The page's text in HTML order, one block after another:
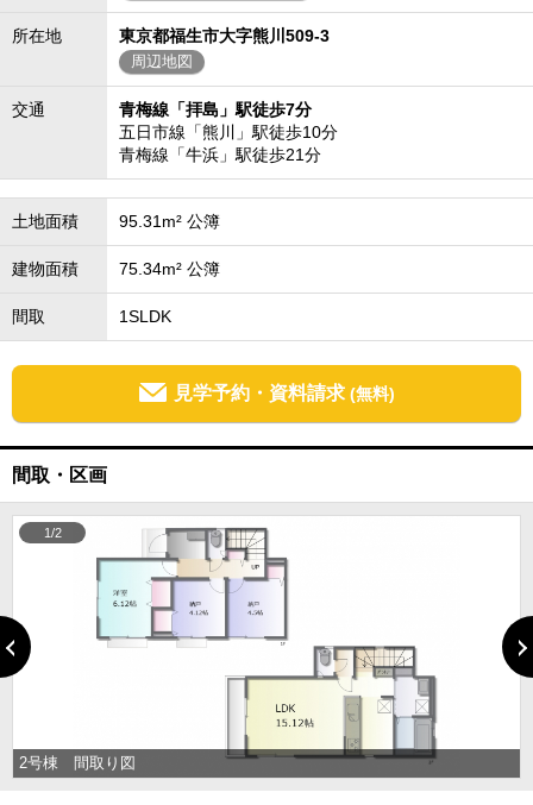
所在地 東京都福生市大字熊川509-3
周辺地図
交通
青梅線「拝島」駅徒歩7分
五日市線「熊川」駅徒歩10分
青梅線「牛浜」駅徒歩21分
土地面積 95.31m² 公簿
建物面積 75.34m² 公簿
間取 1SLDK
見学予約・資料請求 (無料)
間取・区画
2号棟 間取り図
1/2